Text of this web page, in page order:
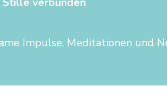
Impulse, Meditationen und